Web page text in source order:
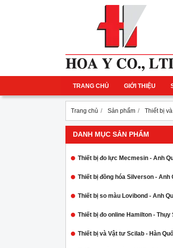
TRANG CHỦ GIỚI THIỆU
Trang chủ Sản phẩm Thiết bị
DANH MỤC SẢN PHẨM
Thiết bị đo lực Mecmesin - Anh
Thiết bị đồng hóa Silverson - Anh
Thiết bị so màu Lovibond - Anh
Thiết bị đo online Hamilton - Thụy
Thiết bị và Vật tư Scilab - Hàn